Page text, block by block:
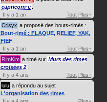
capricorn·e
Il y a 1 an
Tout Plus+
Crisyx a proposé des bouts-rimés :
Bout-rimé : FLAQUE, RELIEF, YAK,
FIEF
Il y a 1 an
Tout Plus+
RimKim a rimé sur Murs des rimes
croisées 2
Il y a 4 ans
Tout Plus+
lulu a répondu au sujet
L'organisation des rimes